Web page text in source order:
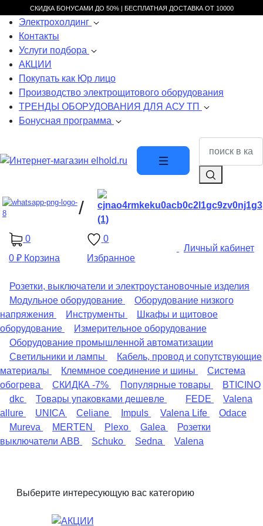
СКИДКА БОНУСАМИ ДО 50% | БЕСПЛАТНАЯ ДОСТАВКА ОТ 10000
Электрохолдинг
Контакты
Услуги подбора
АКЦИИ
Покупать как Юр лицо
Производство электрощитового оборудования
ТРЕНДЫ ОБОРУДОВАНИЯ ДЛЯ АСУ ТП
Бонусная программа
/
0
0 ₽ Корзина
Личный кабинет
0
Избранное
Розетки, выключатели и электроустановочные изделия
Модульное оборудование
Оборудование низкого
напряжения
Инструменты
Шкафы и щитовое
оборудование
Измерительное оборудование
Оборудование промышленной автоматизации
Светильники и лампы
Кабель, провод и сопутствующие
материалы
Клеммное соединение и шины
Система
обогрева
СКИДКА -7% Популярные товары
BTICINO
dkc
Товары упаковками дешевле FEDE
Valena
allure
UNICA Celiane Impuls Valena Life
Odace
Mureva
MERTEN Plexo Galea
Розетки
выключатели ABB
Schuko Sedna Valena
Выберите интересующую вас категорию